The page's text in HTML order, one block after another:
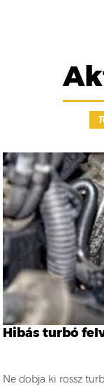
Hibás turbó
Ne dobja ki rossz